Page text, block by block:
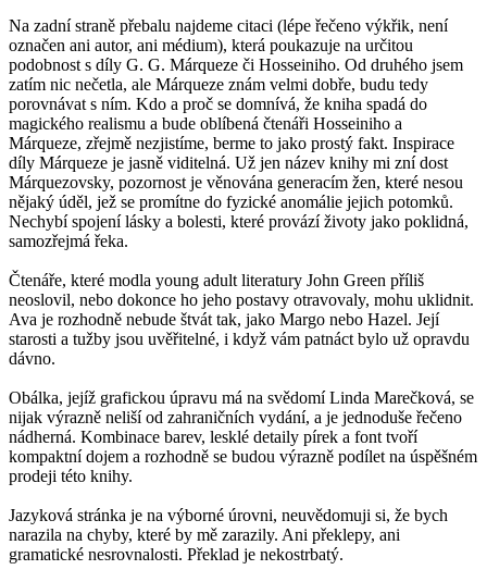
Na zadní straně přebalu najdeme citaci (lépe řečeno výkřik, není
označen ani autor, ani médium), která poukazuje na určitou
podobnost s díly G. G. Márqueze či Hosseiniho. Od druhého jsem
zatím nic nečetla, ale Márqueze znám velmi dobře, budu tedy
porovnávat s ním. Kdo a proč se domnívá, že kniha spadá do
magického realismu a bude oblíbená čtenáři Hosseiniho a
Márqueze, zřejmě nezjistíme, berme to jako prostý fakt. Inspirace
díly Márqueze je jasně viditelná. Už jen název knihy mi zní dost
Márquezovsky, pozornost je věnována generacím žen, které nesou
nějaký úděl, jež se promítne do fyzické anomálie jejich potomků.
Nechybí spojení lásky a bolesti, které provází životy jako poklidná,
samozřejmá řeka.
Čtenáře, které modla young adult literatury John Green příliš
neoslovil, nebo dokonce ho jeho postavy otravovaly, mohu uklidnit.
Ava je rozhodně nebude štvát tak, jako Margo nebo Hazel. Její
starosti a tužby jsou uvěřitelné, i když vám patnáct bylo už opravdu
dávno.
Obálka, jejíž grafickou úpravu má na svědomí Linda Marečková, se
nijak výrazně neliší od zahraničních vydání, a je jednoduše řečeno
nádherná. Kombinace barev, lesklé detaily pírek a font tvoří
kompaktní dojem a rozhodně se budou výrazně podílet na úspěšném
prodeji této knihy.
Jazyková stránka je na výborné úrovni, neuvědomuji si, že bych
narazila na chyby, které by mě zarazily. Ani překlepy, ani
gramatické nesrovnalosti. Překlad je nekostrbatý.